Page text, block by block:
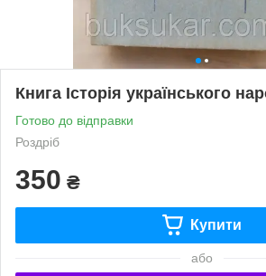
Книга Історія українського
Готово до відправки
Роздріб
350 ₴
Купити
або